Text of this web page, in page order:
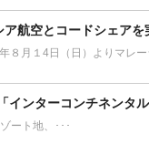
航空とコードシェアを
８月１4日（日）よりマレー
ンターコンチネンタ
ート地、･･･